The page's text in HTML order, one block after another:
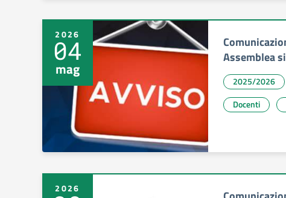
2026
04
mag
Assemblea
2025/2026
Docenti
2026